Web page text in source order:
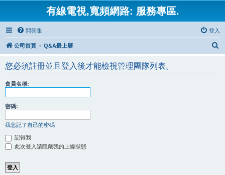
有線電視,寬頻網路: 服務專區.
問答集 登入
公司首頁 Q&A最上層
您必須註冊並且登入後才能檢視管理團隊列表。
會員名稱:
密碼:
我忘記了自己的密碼
記得我
此次登入請隱藏我的上線狀態